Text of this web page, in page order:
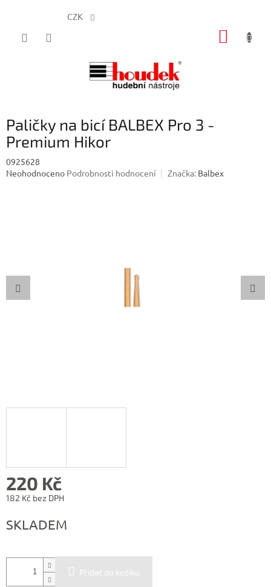
CZK
Paličky na bicí BALBEX Pro 3 -
Premium Hikor
0925628
Průměrné
Neohodnoceno Podrobnosti hodnocení Značka: Balbex
220 Kč
182 Kč bez DPH
cena:
SKLADEM
Přidat do košíku